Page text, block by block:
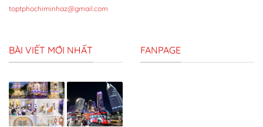
toptphochiminhaz@gmail.com
BÀI VIẾT MỚI NHẤT FANPAGE